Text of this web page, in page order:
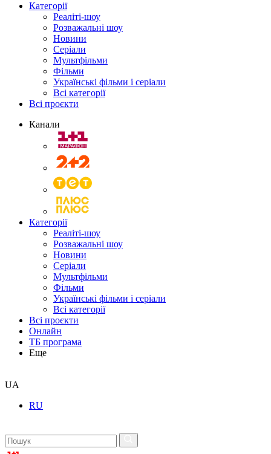
Категорії
Реаліті-шоу
Розважальні шоу
Новини
Серіали
Мультфільми
Фільми
Українські фільми і серіали
Всі категорії
Всі проєкти
Канали
Категорії
Реаліті-шоу
Розважальні шоу
Новини
Серіали
Мультфільми
Фільми
Українські фільми і серіали
Всі категорії
Всі проєкти
Онлайн
ТБ програма
Еще
UA
RU